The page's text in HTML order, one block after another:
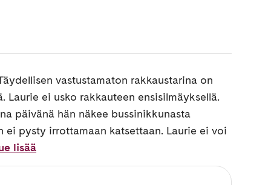
vastustamaton rakkaustarina on
Laurie ei usko rakkauteen ensisilmäyksellä.
päivänä hän näkee bussinikkunasta
ei pysty irrottamaan katsettaan. Laurie ei voi
lisää